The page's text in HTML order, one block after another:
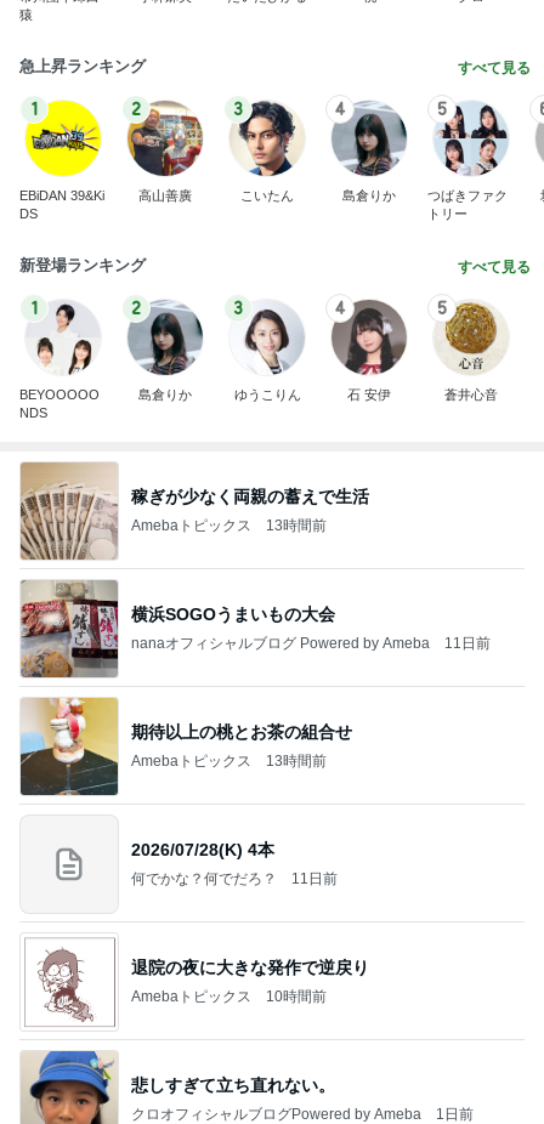
猿
急上昇ランキング すべて見る
1
EBiDAN 39&Ki
DS
2
高山善廣
3
こいたん
4
島倉りか
5
つばきファク
トリー
新登場ランキング すべて見る
1
BEYOOOOO
NDS
2
島倉りか
3
ゆうこりん
4
石 安伊
5
蒼井心音
稼ぎが少なく両親の蓄えで生活
Amebaトピックス 13時間前
横浜SOGOうまいもの大会
nanaオフィシャルブログ Powered by Ameba 11日前
期待以上の桃とお茶の組合せ
Amebaトピックス 13時間前
2026/07/28(K) 4本
何でかな？何でだろ？ 11日前
退院の夜に大きな発作で逆戻り
Amebaトピックス 10時間前
悲しすぎて立ち直れない。
クロオフィシャルブログPowered by Ameba 1日前